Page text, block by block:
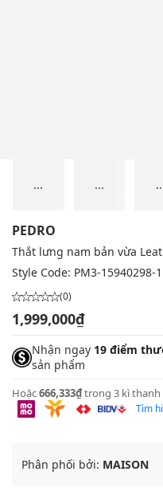
... ...
PEDRO
Thắt lưng nam bản vừa
Style Code: PM3-15940298-1
(0)
1,999,000₫
Nhận ngay 19 điểm
sản phẩm
Hoặc666,333₫trong 3 kì
Tìm
Phân phối bởi: MAISON